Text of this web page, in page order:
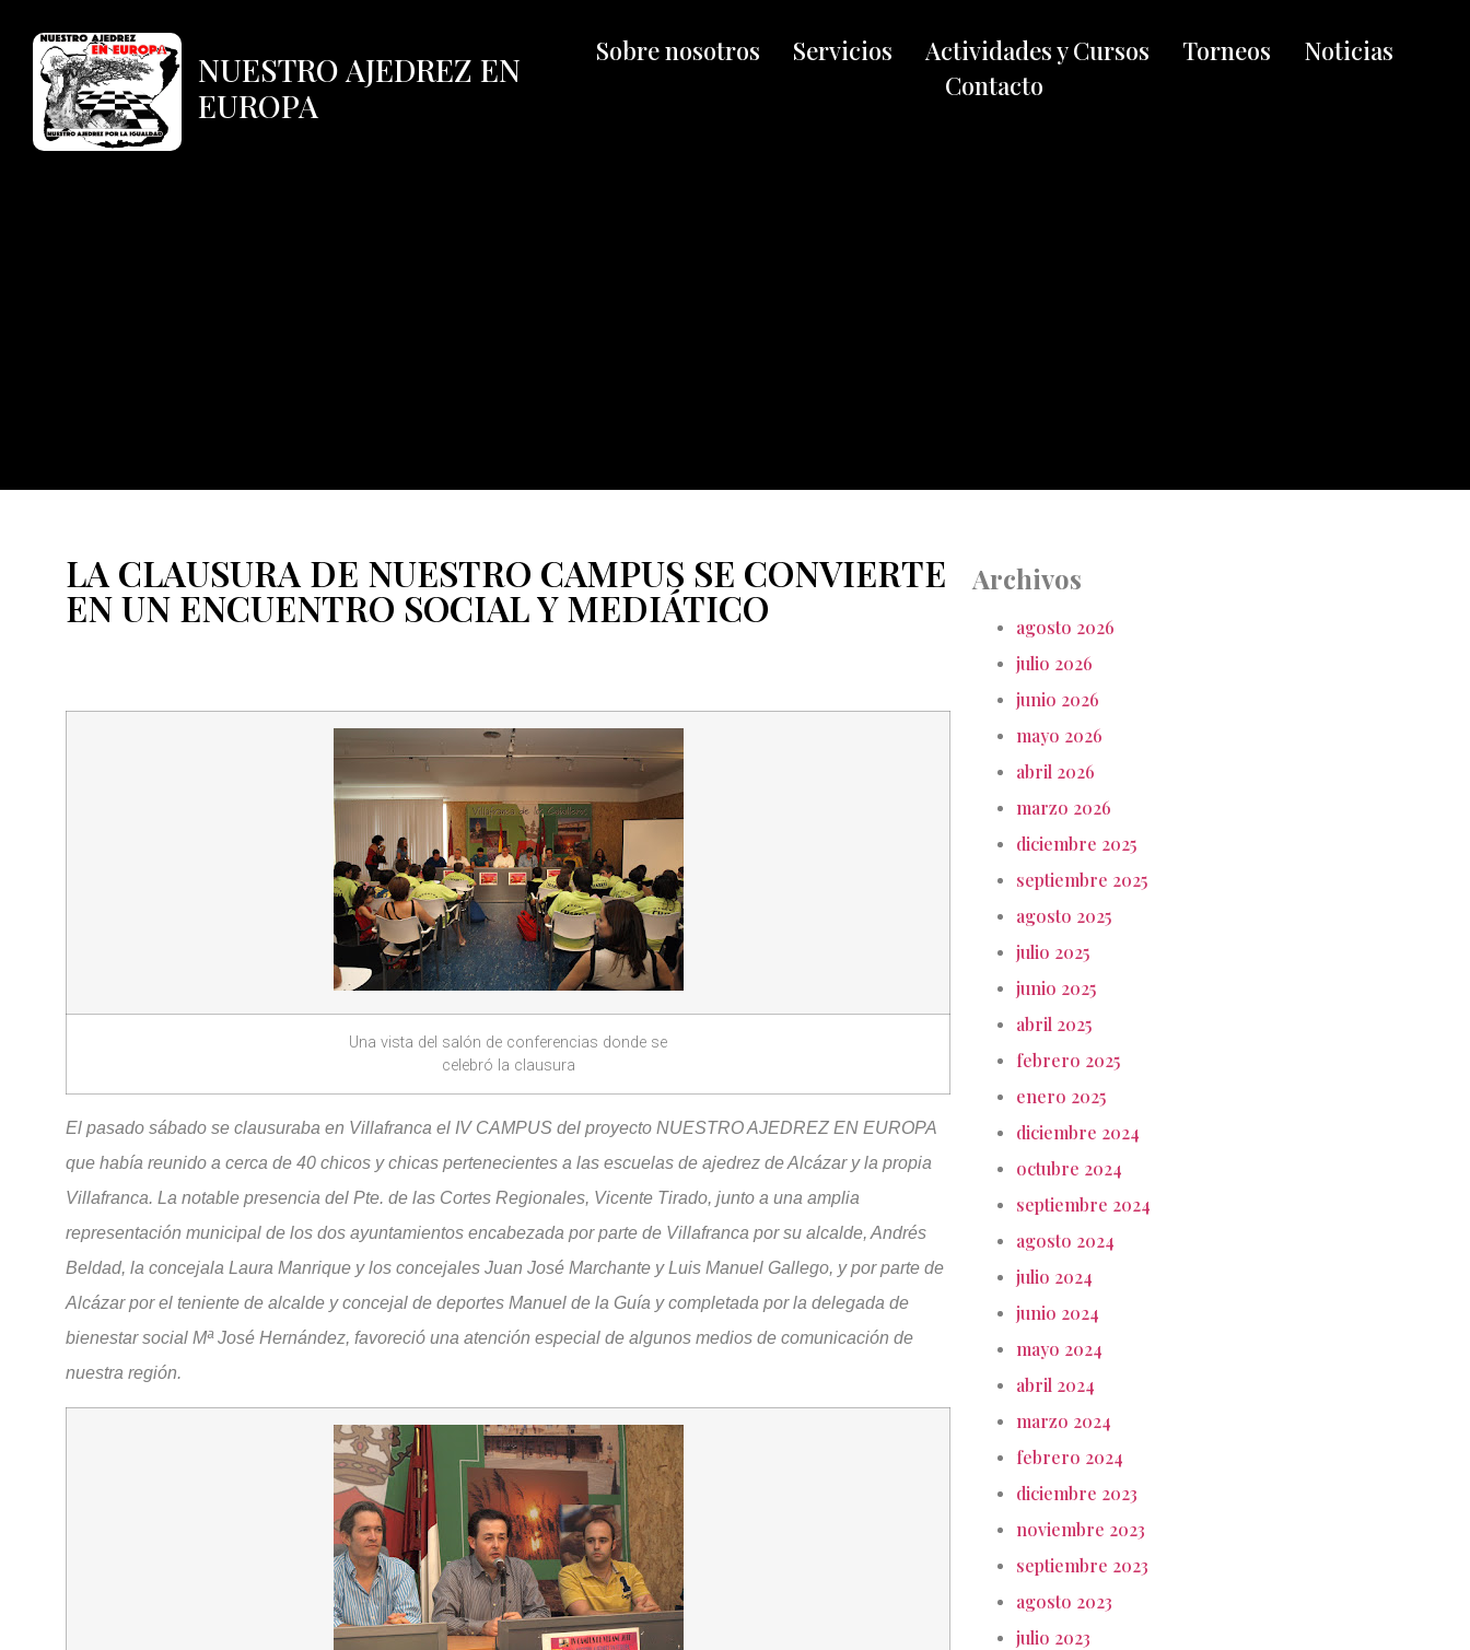
NUESTRO AJEDREZ EN
EUROPA
Sobre nosotros Servicios Actividades y Cursos Torneos
Noticias
Contacto
LA CLAUSURA DE NUESTRO CAMPUS SE CONVIERTE
EN UN ENCUENTRO SOCIAL Y MEDIÁTICO
Una vista del salón de conferencias donde se
celebró la clausura
El pasado sábado se clausuraba en Villafranca el IV CAMPUS del proyecto NUESTRO AJEDREZ EN EUROPA
que había reunido a cerca de 40 chicos y chicas pertenecientes a las escuelas de ajedrez de Alcázar y la propia
Villafranca. La notable presencia del Pte. de las Cortes Regionales, Vicente Tirado, junto a una amplia
representación municipal de los dos ayuntamientos encabezada por parte de Villafranca por su alcalde, Andrés
Beldad, la concejala Laura Manrique y los concejales Juan José Marchante y Luis Manuel Gallego, y por parte de
Alcázar por el teniente de alcalde y concejal de deportes Manuel de la Guía y completada por la delegada de
bienestar social Mª José Hernández, favoreció una atención especial de algunos medios de comunicación de
nuestra región.
Archivos
agosto 2026
julio 2026
junio 2026
mayo 2026
abril 2026
marzo 2026
diciembre 2025
septiembre 2025
agosto 2025
julio 2025
junio 2025
abril 2025
febrero 2025
enero 2025
diciembre 2024
octubre 2024
septiembre 2024
agosto 2024
julio 2024
junio 2024
mayo 2024
abril 2024
marzo 2024
febrero 2024
diciembre 2023
noviembre 2023
septiembre 2023
agosto 2023
julio 2023